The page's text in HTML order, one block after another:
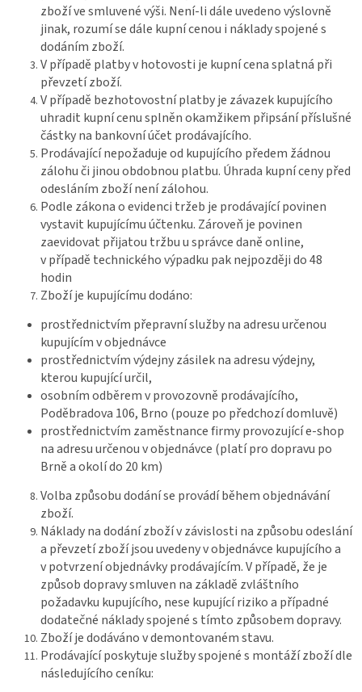
zboží ve smluvené výši. Není-li dále uvedeno výslovně
jinak, rozumí se dále kupní cenou i náklady spojené s
dodáním zboží.
V případě platby v hotovosti je kupní cena splatná při
převzetí zboží.
V případě bezhotovostní platby je závazek kupujícího
uhradit kupní cenu splněn okamžikem připsání příslušné
částky na bankovní účet prodávajícího.
Prodávající nepožaduje od kupujícího předem žádnou
zálohu či jinou obdobnou platbu. Úhrada kupní ceny před
odesláním zboží není zálohou.
Podle zákona o evidenci tržeb je prodávající povinen
vystavit kupujícímu účtenku. Zároveň je povinen
zaevidovat přijatou tržbu u správce daně online,
v případě technického výpadku pak nejpozději do 48
hodin
Zboží je kupujícímu dodáno:
prostřednictvím přepravní služby na adresu určenou
kupujícím v objednávce
prostřednictvím výdejny zásilek na adresu výdejny,
kterou kupující určil,
osobním odběrem v provozovně prodávajícího,
Poděbradova 106, Brno (pouze po předchozí domluvě)
prostřednictvím zaměstnance firmy provozující e-shop
na adresu určenou v objednávce (platí pro dopravu po
Brně a okolí do 20 km)
Volba způsobu dodání se provádí během objednávání
zboží.
Náklady na dodání zboží v závislosti na způsobu odeslání
a převzetí zboží jsou uvedeny v objednávce kupujícího a
v potvrzení objednávky prodávajícím. V případě, že je
způsob dopravy smluven na základě zvláštního
požadavku kupujícího, nese kupující riziko a případné
dodatečné náklady spojené s tímto způsobem dopravy.
Zboží je dodáváno v demontovaném stavu.
Prodávající poskytuje služby spojené s montáží zboží dle
následujícího ceníku: